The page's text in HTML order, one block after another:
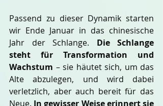
Passend zu dieser Dynamik starten
wir Ende Januar in das chinesische
Jahr der Schlange. Die Schlange
steht für Transformation und
Wachstum – sie häutet sich, um das
Alte abzulegen, und wird dabei
verletzlich, aber auch bereit für das
Neue. In gewisser Weise erinnert sie